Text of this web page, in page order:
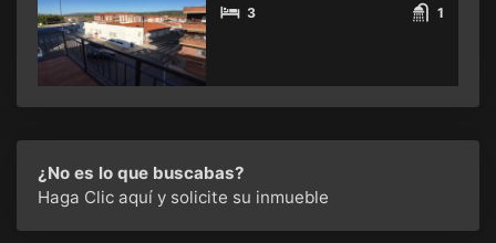
3 1
¿No es lo que buscabas?
Haga Clic aquí y solicite su inmueble